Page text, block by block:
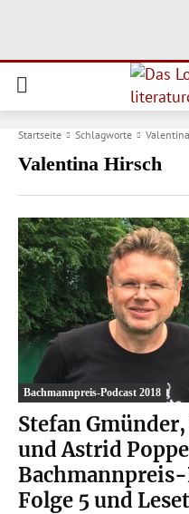
Startseite Schlagworte
Valentina Hirsch
Bachmannpreis-Podcast 2018
Stefan
und Astrid
Bachmannpreis-
Folge 5 und